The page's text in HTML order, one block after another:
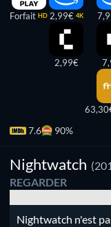
Forfait HD 2,99€ 4K
2,99€
7.6 90%
Nightwatch
REGARDER
Nightwatch n'est